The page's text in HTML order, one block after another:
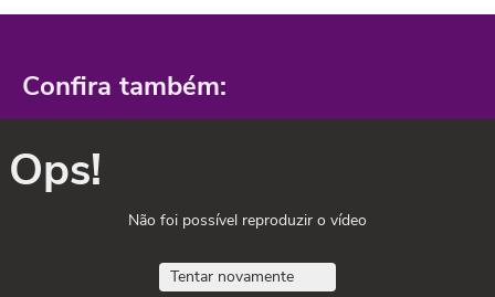
Confira também:
Ops!
Não foi possível reproduzir o vídeo
Tentar novamente